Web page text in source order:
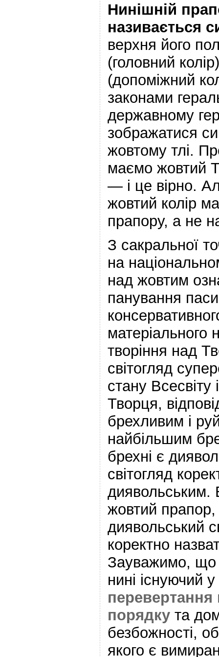
Нинішній
називається
верхня його
(головний
(допоміжний
законами
державному
зображатися
жовтому тлі.
маємо жовтий
— і це вірно.
жовтий колір
прапору, а не
З сакральної
на
над жовтим
панування
творіння над
світогляд
стану Всесвіту
Творця,
брехливим і
найбільшим
брехні є
світогляд
диявольським.
жовтий прапор,
диявольський
коректно
Зауважимо, що
нині існуючий
порядкута
безбожності,
якого є